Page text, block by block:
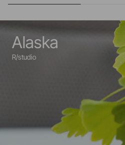
Alaska
R/studio